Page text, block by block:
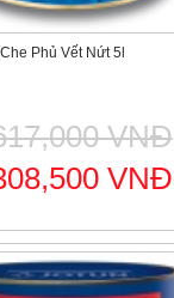
Phủ Vết Nứt 5l
VNĐ
VNĐ